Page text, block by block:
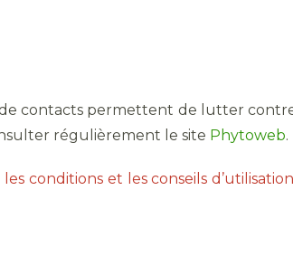
contacts permettent de lutter contre
régulièrement le site Phytoweb.
conditions et les conseils